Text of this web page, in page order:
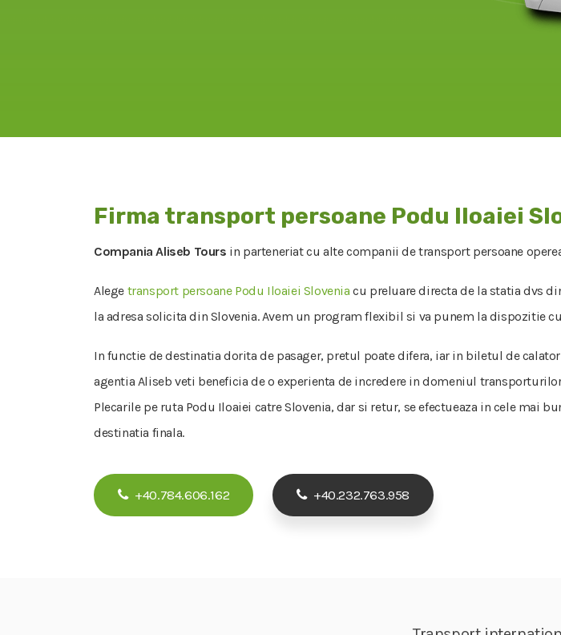
Firma transport persoane Podu Iloaiei
Compania Aliseb Tours in parteneriat cu alte companii de transport persoane
Alege transport persoane Podu Iloaiei Slovenia cu preluare directa de la statia dvs
la adresa solicita din Slovenia. Avem un program flexibil si va punem la dispozitie
In functie de destinatia dorita de pasager, pretul poate difera, iar in biletul de
agentia Aliseb veti beneficia de o experienta de incredere in domeniul
Plecarile pe ruta Podu Iloaiei catre Slovenia, dar si retur, se efectueaza in cele mai
destinatia finala.
+40.784.606.162 +40.232.763.958